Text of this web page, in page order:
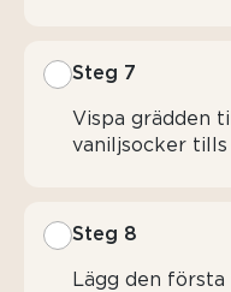
Steg 7
Vispa grädden
vaniljsocker
Steg 8
Lägg den